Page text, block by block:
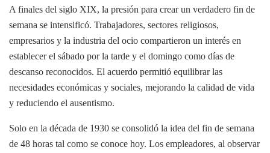
A finales del siglo XIX, la presión para crear un verdadero fin de
semana se intensificó. Trabajadores, sectores religiosos,
empresarios y la industria del ocio compartieron un interés en
establecer el sábado por la tarde y el domingo como días de
descanso reconocidos. El acuerdo permitió equilibrar las
necesidades económicas y sociales, mejorando la calidad de vida
y reduciendo el ausentismo.
Solo en la década de 1930 se consolidó la idea del fin de semana
de 48 horas tal como se conoce hoy. Los empleadores, al observar